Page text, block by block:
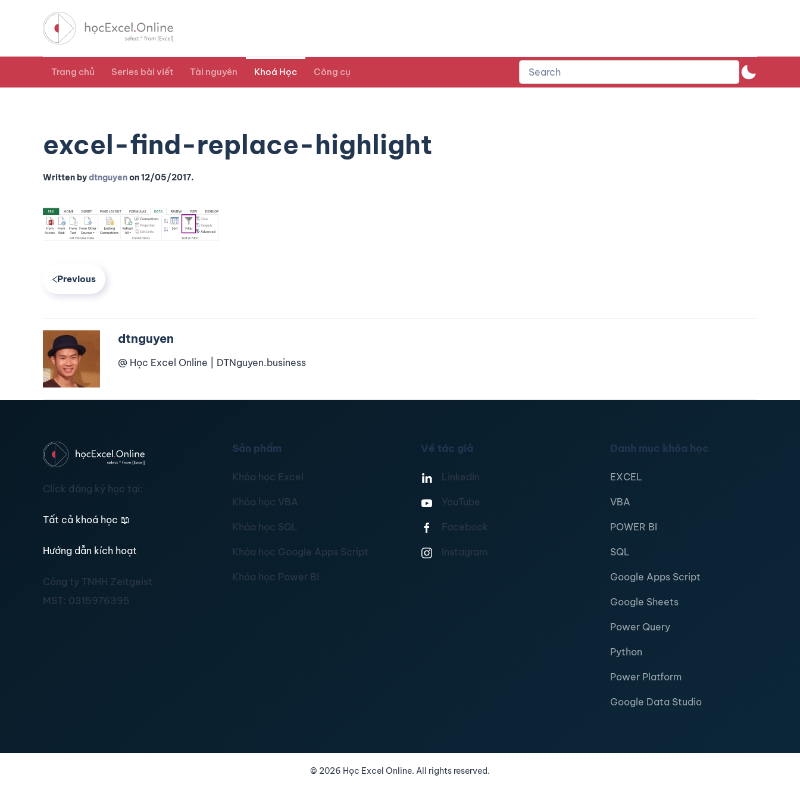
Trang chủ Series bài viết Tài nguyên Khoá Học Công cụ
excel-find-replace-highlight
Written bydtnguyenon12/05/2017.
Previous
dtnguyen
@ Học Excel Online | DTNguyen.business
Click đăng ký học tại:
Tất cả khoá học 📖
Hướng dẫn kích hoạt
Công ty TNHH Zeitgeist
MST: 0315976395
Sản phẩm
Khóa học Excel
Khóa học VBA
Khóa học SQL
Khóa học Google Apps Script
Khóa học Power BI
Về tác giả
Linkedin
YouTube
Facebook
Instagram
Danh mục khóa học
EXCEL
VBA
POWER BI
SQL
Google Apps Script
Google Sheets
Power Query
Python
Power Platform
Google Data Studio
© 2026 Học Excel Online. All rights reserved.